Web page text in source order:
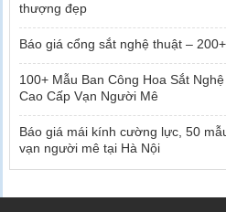
thượng đẹp
Báo giá cổng sắt nghệ thuật –
100+ Mẫu Ban Công Hoa Sắt
Cao Cấp Vạn Người Mê
Báo giá mái kính cường lực, 50
vạn người mê tại Hà Nội